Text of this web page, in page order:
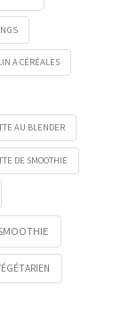
A CÉRÉALES
AU BLENDER
DE SMOOTHIE